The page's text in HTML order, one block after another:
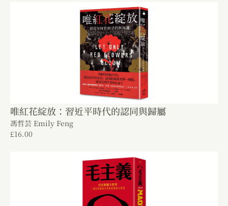
唯紅花綻放：習近平時代的認同與歸屬
馮哲芸 Emily Feng
£16.00